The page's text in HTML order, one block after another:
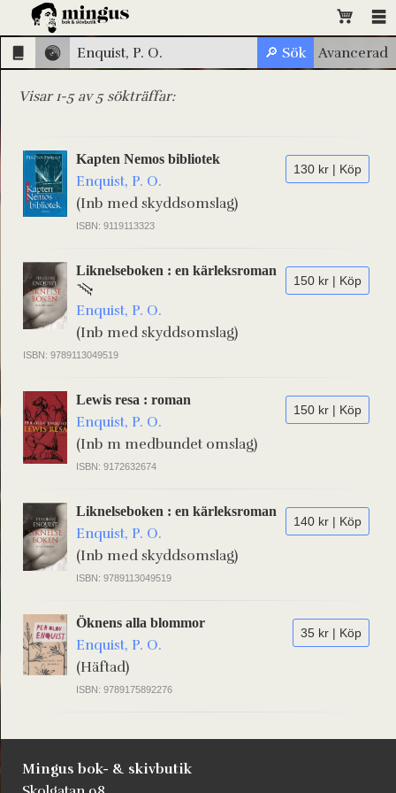
Visar 1-5 av 5 sökträffar:
130 kr | Köp
Kapten Nemos bibliotek
Enquist, P. O.
(Inb med skyddsomslag)
ISBN: 9119113323
150 kr | Köp
Liknelseboken : en kärleksroman
Enquist, P. O.
(Inb med skyddsomslag)
ISBN: 9789113049519
150 kr | Köp
Lewis resa : roman
Enquist, P. O.
(Inb m medbundet omslag)
ISBN: 9172632674
140 kr | Köp
Liknelseboken : en kärleksroman
Enquist, P. O.
(Inb med skyddsomslag)
ISBN: 9789113049519
35 kr | Köp
Öknens alla blommor
Enquist, P. O.
(Häftad)
ISBN: 9789175892276
Mingus bok- & skivbutik